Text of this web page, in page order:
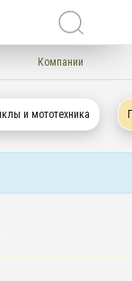
Компании
и мототехника